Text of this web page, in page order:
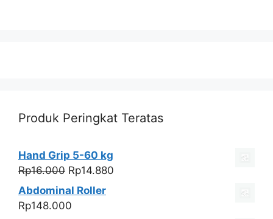
Produk Peringkat Teratas
Hand Grip 5-60 kg
Rp16.000 Harga
aslinya
adalah:
Rp14.880
Abdominal Roller
Rp148.000